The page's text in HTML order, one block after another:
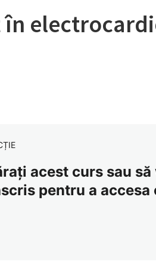
acest curs sau
pentru a